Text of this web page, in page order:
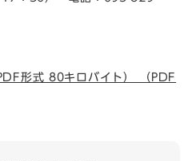
形式 80キロバイト） （PDF